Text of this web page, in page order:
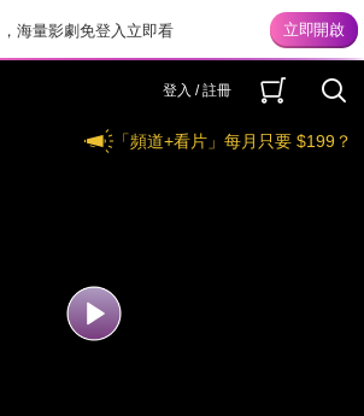
海量影劇免登入立即看
登入 / 註冊
「頻道+看片」每月只要 $199？